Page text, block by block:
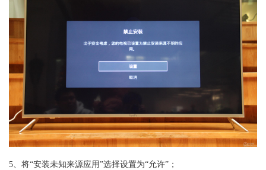
5、将“安装未知来源应用”选择设置为“允许”；